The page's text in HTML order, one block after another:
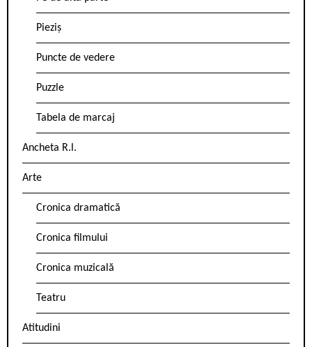
Pieziș
Puncte de vedere
Puzzle
Tabela de marcaj
Ancheta R.l.
Arte
Cronica dramatică
Cronica filmului
Cronica muzicală
Teatru
Atitudini